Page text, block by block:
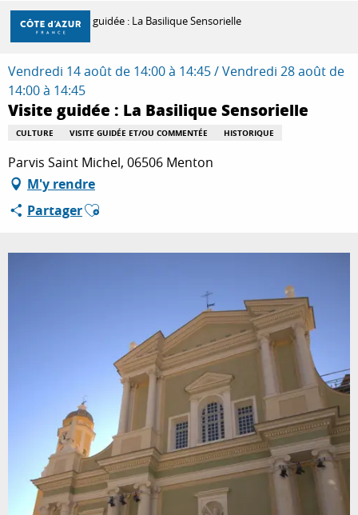
Aller
contenu
principal
DÉCOUVRIR
À FAIRE
SÉJOURNER
Accueil Visite guidée : La Basilique Sensorielle
Vendredi 14 août de 14:00 à 14:45 / Vendredi 28 août de
14:00 à 14:45
Visite guidée : La Basilique Sensorielle
CULTURE VISITE GUIDÉE ET/OU COMMENTÉE HISTORIQUE
Parvis Saint Michel, 06506 Menton
M'y rendre
PartagerAjouter aux favoris